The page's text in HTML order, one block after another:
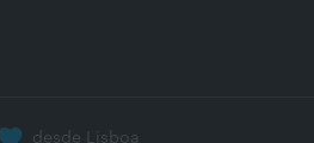
desde Lisboa